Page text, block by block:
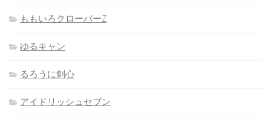
ももいろクローバーZ
ゆるキャン
るろうに剣心
アイドリッシュセブン